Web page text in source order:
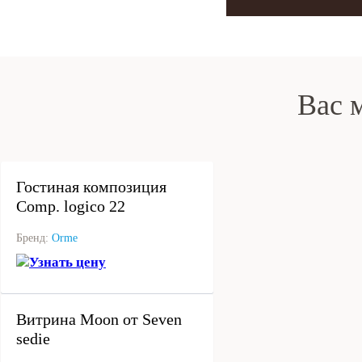
Вас
Гостиная композиция
Comp. logico 22
Бренд: Orme
Узнать цену
Витрина Moon от Seven
sedie